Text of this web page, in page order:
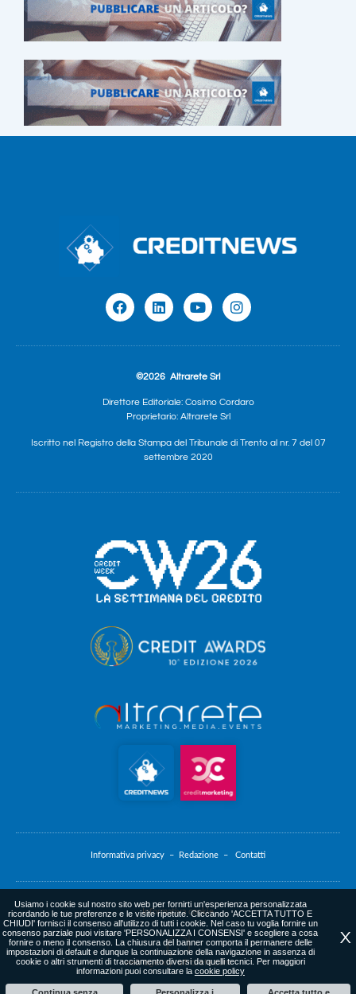
©2026 Altrarete Srl
Direttore Editoriale: Cosimo Cordaro
Proprietario: Altrarete Srl
Iscritto nel Registro della Stampa del Tribunale di Trento al nr. 7 del 07
settembre 2020
Informativa privacy – Redazione – Contatti
Informativa cookie
web agency: altrarete.com
X
Usiamo i cookie sul nostro sito web per fornirti un'esperienza personalizzata
ricordando le tue preferenze e le visite ripetute. Cliccando 'ACCETTA TUTTO E
CHIUDI' fornisci il consenso all'utilizzo di tutti i cookie. Nel caso tu voglia fornire un
consenso parziale puoi visitare 'PERSONALIZZA I CONSENSI' e scegliere a cosa
fornire o meno il consenso. La chiusura del banner comporta il permanere delle
impostazioni di default e dunque la continuazione della navigazione in assenza di
cookie o altri strumenti di tracciamento diversi da quelli tecnici. Per maggiori
informazioni puoi consultare la cookie policy
Continua senza Personalizza i Accetta tutto e